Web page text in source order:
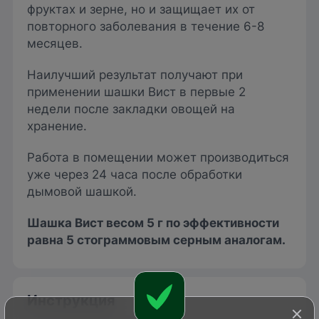
фруктах и зерне, но и защищает их от
повторного заболевания в течение 6-8
месяцев.
Наилучший результат получают при
применении шашки Вист в первые 2
недели после закладки овощей на
хранение.
Работа в помещении может производиться
уже через 24 часа после обработки
дымовой шашкой.
Шашка Вист весом 5 г по эффективности
равна 5 стограммовым серным аналогам.
Инструкция